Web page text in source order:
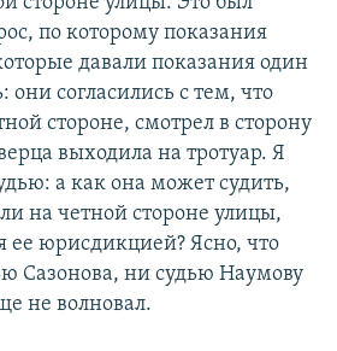
по которому показания
давали показания один
они согласились с тем, что
стороне, смотрел в сторону
выходила на тротуар. Я
а как она может судить,
на четной стороне улицы,
ее юрисдикцией? Ясно, что
Сазонова, ни судью Наумову
не волновал.